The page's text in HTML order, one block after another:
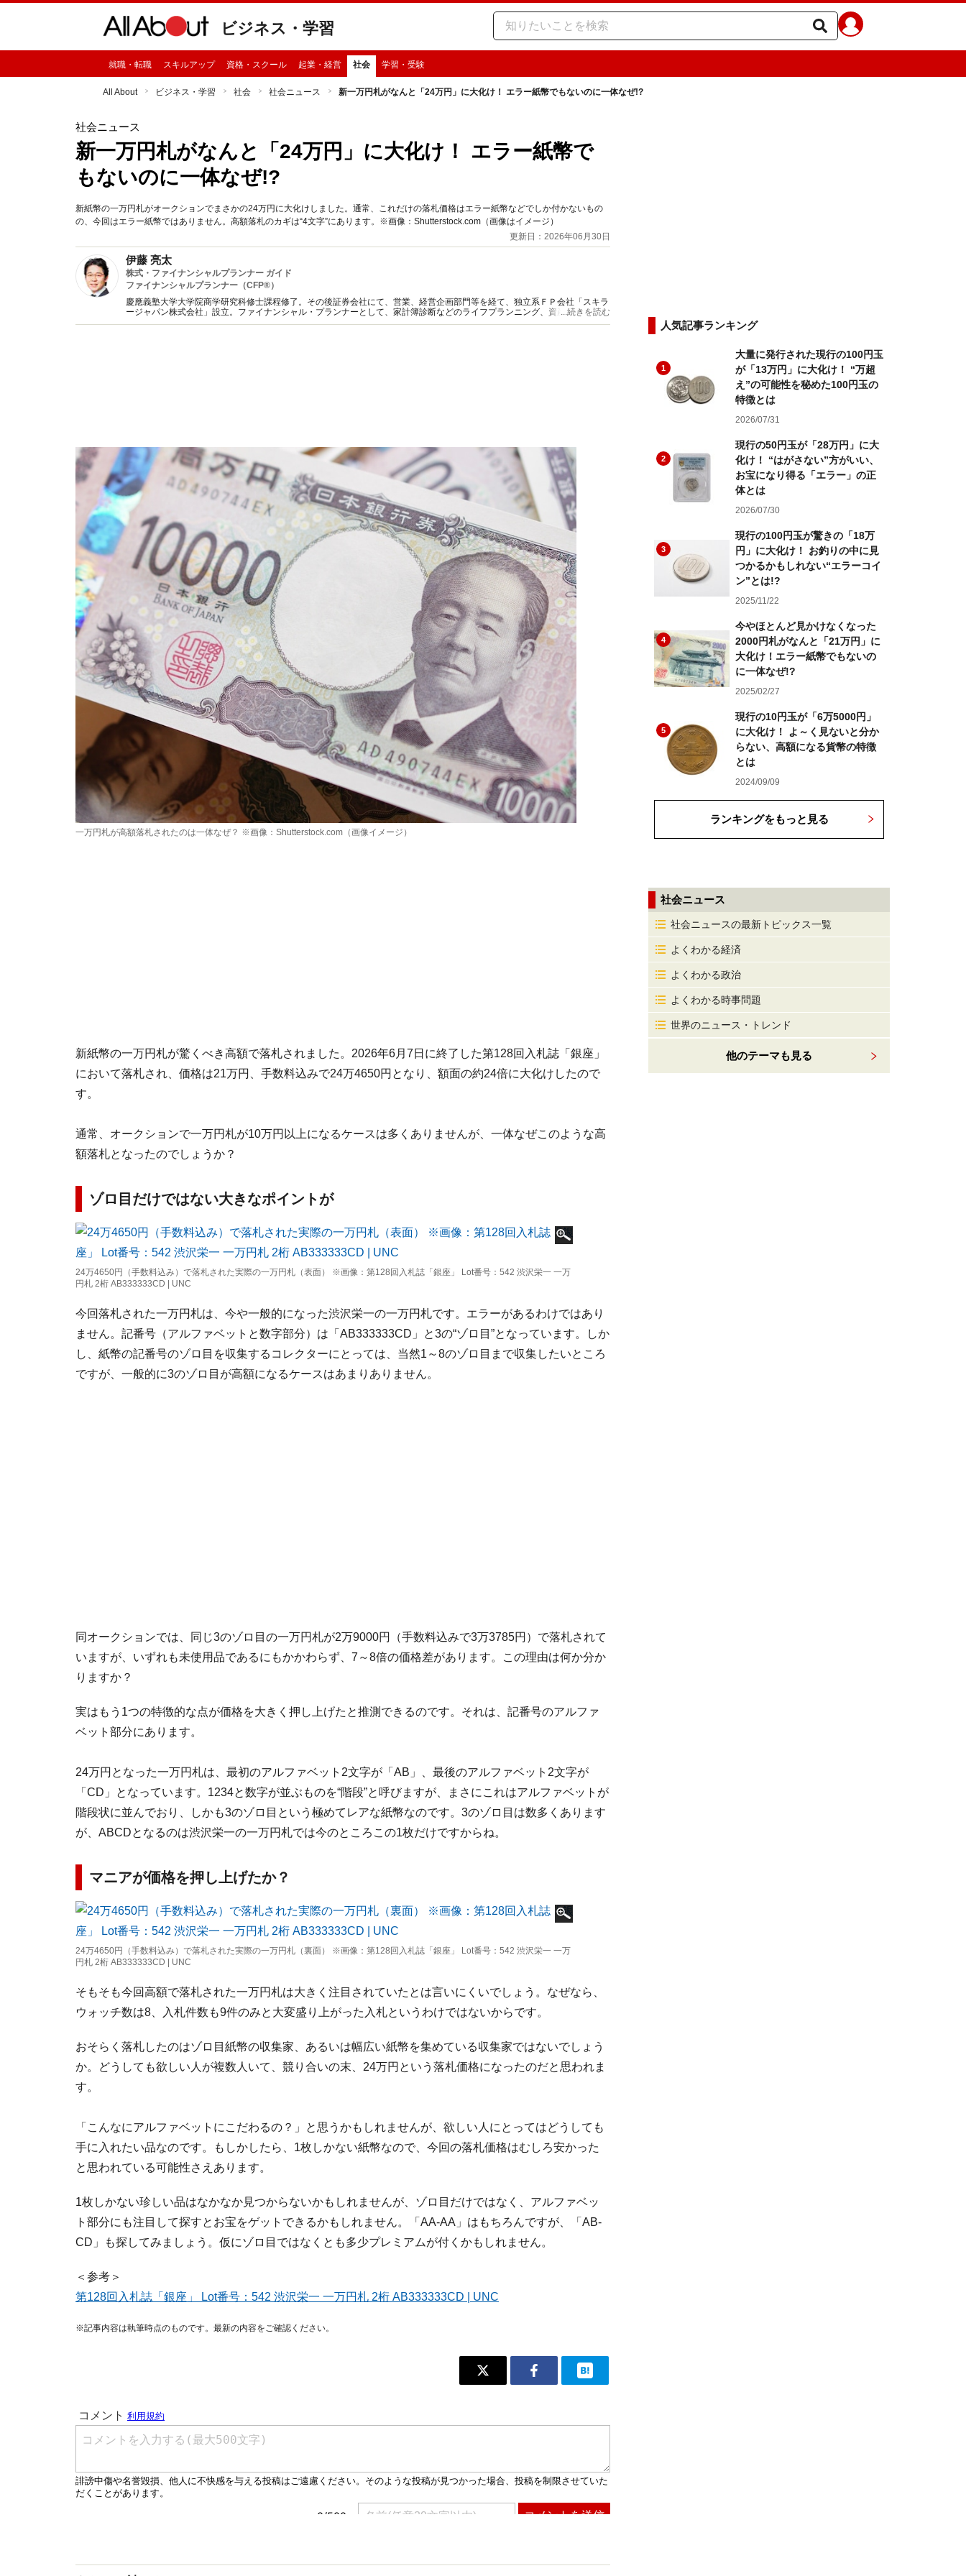
ビジネス・学習
就職・転職 スキルアップ 資格・スクール 起業・経営 社会 学習・受験
All About ビジネス・学習 社会 社会ニュース 新一万円札がなんと「24万円」に大化け！ エラー紙幣でもないのに一体なぜ!?
社会ニュース
新一万円札がなんと「24万円」に大化け！ エラー紙幣で
もないのに一体なぜ!?
新紙幣の一万円札がオークションでまさかの24万円に大化けしました。通常、これだけの落札価格はエラー紙幣などでしか付かないもの
の、今回はエラー紙幣ではありません。高額落札のカギは“4文字”にあります。※画像：Shutterstock.com（画像はイメージ）
更新日：2026年06月30日
伊藤 亮太
株式・ファイナンシャルプランナー ガイド
ファイナンシャルプランナー（CFP®）
慶應義塾大学大学院商学研究科修士課程修了。その後証券会社にて、営業、経営企画部門等を経て、独立系ＦＰ会社「スキラ
ージャパン株式会社」設立。ファイナンシャル・プランナーとして、家計簿診断などのライフプランニング、資産運用、保険
の見直しなどの相談を行う。執筆・講演も金融機関をはじめ多岐に渡る。
...続きを読む
一万円札が高額落札されたのは一体なぜ？ ※画像：Shutterstock.com（画像イメージ）
新紙幣の一万円札が驚くべき高額で落札されました。2026年6月7日に終了した第128回入札誌「銀座」
において落札され、価格は21万円、手数料込みで24万4650円となり、額面の約24倍に大化けしたので
す。
通常、オークションで一万円札が10万円以上になるケースは多くありませんが、一体なぜこのような高
額落札となったのでしょうか？
ゾロ目だけではない大きなポイントが
24万4650円（手数料込み）で落札された実際の一万円札（表面） ※画像：第128回入札誌「銀座」 Lot番号：542 渋沢栄一 一万
円札 2桁 AB333333CD | UNC
今回落札された一万円札は、今や一般的になった渋沢栄一の一万円札です。エラーがあるわけではあり
ません。記番号（アルファベットと数字部分）は「AB333333CD」と3の“ゾロ目”となっています。しか
し、紙幣の記番号のゾロ目を収集するコレクターにとっては、当然1～8のゾロ目まで収集したいところ
ですが、一般的に3のゾロ目が高額になるケースはあまりありません。
同オークションでは、同じ3のゾロ目の一万円札が2万9000円（手数料込みで3万3785円）で落札されて
いますが、いずれも未使用品であるにもかかわらず、7～8倍の価格差があります。この理由は何か分か
りますか？
実はもう1つの特徴的な点が価格を大きく押し上げたと推測できるのです。それは、記番号のアルファ
ベット部分にあります。
24万円となった一万円札は、最初のアルファベット2文字が「AB」、最後のアルファベット2文字が
「CD」となっています。1234と数字が並ぶものを“階段”と呼びますが、まさにこれはアルファベットが
階段状に並んでおり、しかも3のゾロ目という極めてレアな紙幣なのです。3のゾロ目は数多くあります
が、ABCDとなるのは渋沢栄一の一万円札では今のところこの1枚だけですからね。
マニアが価格を押し上げたか？
24万4650円（手数料込み）で落札された実際の一万円札（裏面） ※画像：第128回入札誌「銀座」 Lot番号：542 渋沢栄一 一万
円札 2桁 AB333333CD | UNC
そもそも今回高額で落札された一万円札は大きく注目されていたとは言いにくいでしょう。なぜなら、
ウォッチ数は8、入札件数も9件のみと大変盛り上がった入札というわけではないからです。
おそらく落札したのはゾロ目紙幣の収集家、あるいは幅広い紙幣を集めている収集家ではないでしょう
か。どうしても欲しい人が複数人いて、競り合いの末、24万円という落札価格になったのだと思われま
す。
「こんなにアルファベットにこだわるの？」と思うかもしれませんが、欲しい人にとってはどうしても
手に入れたい品なのです。もしかしたら、1枚しかない紙幣なので、今回の落札価格はむしろ安かった
と思われている可能性さえあります。
1枚しかない珍しい品はなかなか見つからないかもしれませんが、ゾロ目だけではなく、アルファベッ
ト部分にも注目して探すとお宝をゲットできるかもしれません。「AA-AA」はもちろんですが、「AB-
CD」も探してみましょう。仮にゾロ目ではなくとも多少プレミアムが付くかもしれません。
＜参考＞
第128回入札誌「銀座」 Lot番号：542 渋沢栄一 一万円札 2桁 AB333333CD | UNC
※記事内容は執筆時点のものです。最新の内容をご確認ください。
人気記事ランキング
1
大量に発行された現行の100円玉
が「13万円」に大化け！ “万超
え”の可能性を秘めた100円玉の
特徴とは
2026/07/31
2
現行の50円玉が「28万円」に大
化け！ “はがさない”方がいい、
お宝になり得る「エラー」の正
体とは
2026/07/30
3
現行の100円玉が驚きの「18万
円」に大化け！ お釣りの中に見
つかるかもしれない“エラーコイ
ン”とは!?
2025/11/22
4
今やほとんど見かけなくなった
2000円札がなんと「21万円」に
大化け！エラー紙幣でもないの
に一体なぜ!?
2025/02/27
5
現行の10円玉が「6万5000円」
に大化け！ よ～く見ないと分か
らない、高額になる貨幣の特徴
とは
2024/09/09
ランキングをもっと見る
社会ニュース
社会ニュースの最新トピックス一覧
よくわかる経済
よくわかる政治
よくわかる時事問題
世界のニュース・トレンド
他のテーマも見る